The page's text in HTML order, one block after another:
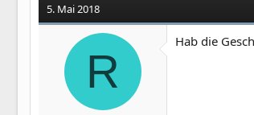
5. Mai 2018
R
Hab die